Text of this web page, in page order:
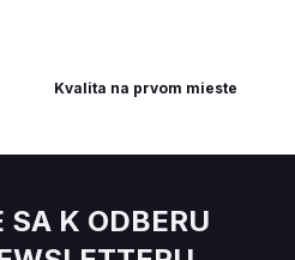
Kvalita na prvom mieste
SA K ODBERU